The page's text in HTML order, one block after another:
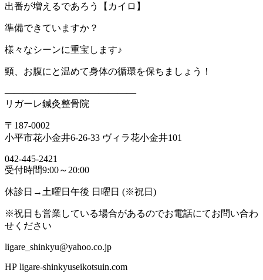
出番が増えるであろう【カイロ】
準備できていますか？
様々なシーンに重宝します♪
頸、お腹にと温めて身体の循環を保ちましょう！
——————————————
リガーレ鍼灸整骨院
〒187-0002
小平市花小金井6-26-33 ヴィラ花小金井101
042-445-2421
受付時間9:00～20:00
休診日→土曜日午後 日曜日 (※祝日)
※祝日も営業している場合があるのでお電話にてお問い合わ
せください
ligare_shinkyu@yahoo.co.jp
HP ligare-shinkyuseikotsuin.com